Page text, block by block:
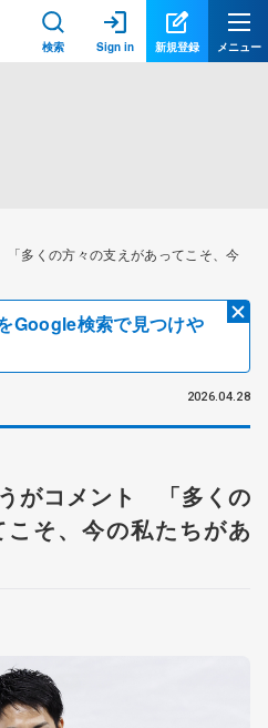
検索 Sign in 新規登録 メニュー
多くの方々の支えがあってこそ、今
Google検索で見つけや
2026.04.28
がコメント 「多くの
そ、今の私たちがあ